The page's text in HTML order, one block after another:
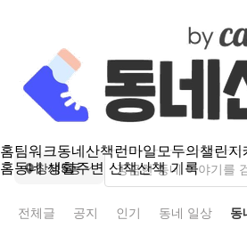
홈팀워크동네산책런마일모두의챌린지
홈동네 생활주변 산책산책 기록
창제5동
전체글 공지 인기 동네 일상 동